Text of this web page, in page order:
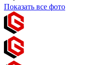
Показать все фото